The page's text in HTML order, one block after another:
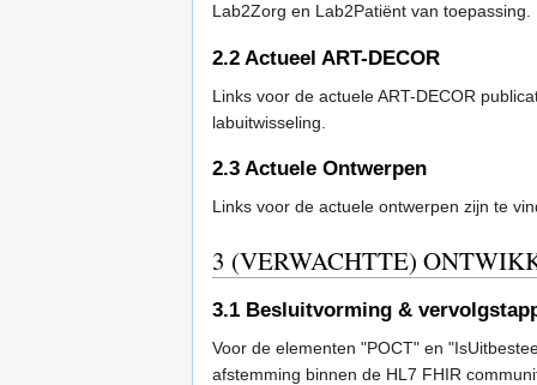
Lab2Zorg en Lab2Patiënt van toepassing.
2.2 Actueel ART-DECOR
Links voor de actuele ART-DECOR
labuitwisseling.
2.3 Actuele Ontwerpen
Links voor de actuele ontwerpen zijn te
3 (VERWACHTTE)
3.1 Besluitvorming &
Voor de elementen "POCT" en
afstemming binnen de HL7 FHIR